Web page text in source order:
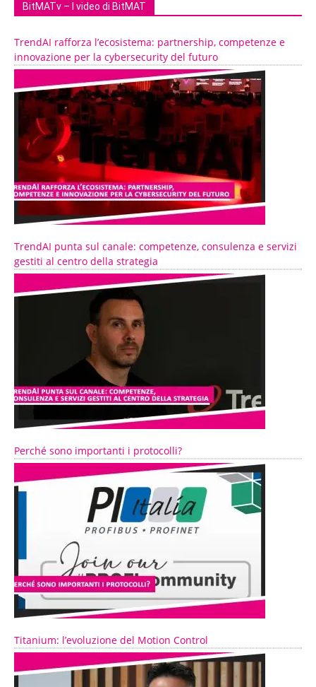
BitMATv – I video di BitMAT
TrendAI rafforza l’ecosistema: partnership, competenze e
innovazione per la cybersecurity del futuro
TrendAI punta sul canale: competenze, consulenza e servizi
gestiti al centro della strategia
Perché sono importanti i protocolli?
Titanium: l’evoluzione del Motion Control